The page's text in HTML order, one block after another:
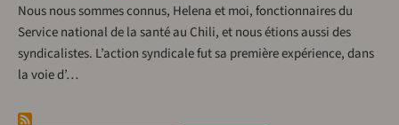
Nous nous sommes connus, Helena et moi, fonctionnaires du
Service national de la santé au Chili, et nous étions aussi des
syndicalistes. L’action syndicale fut sa première expérience, dans
la voie d’…